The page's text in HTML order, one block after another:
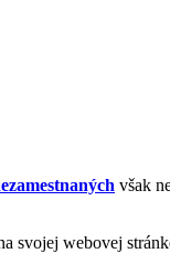
však
svojej webovej